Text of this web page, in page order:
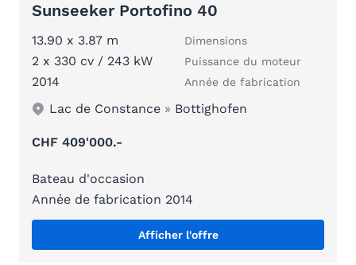
Sunseeker Portofino 40
13.90 x 3.87 m Dimensions
2 x 330 cv / 243 kW Puissance du moteur
2014 Année de fabrication
Lac de Constance » Bottighofen
CHF 409'000.-
Bateau d'occasion
Année de fabrication 2014
Afficher l'offre